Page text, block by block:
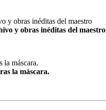
y obras inéditas del maestro
la máscara.